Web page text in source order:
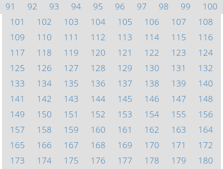
91
92 93 94 95 96 97 98 99
100
101
102 103 104 105 106 107
108
109
110 111 112 113 114 115
116
117
118 119 120 121 122 123
124
125
126 127 128 129 130 131
132
133
134 135 136 137 138 139
140
141
142 143 144 145 146 147
148
149
150 151 152 153 154 155
156
157
158 159 160 161 162 163
164
165
166 167 168 169 170 171
172
173
174 175 176 177 178 179
180